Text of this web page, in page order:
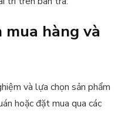
hàng và
và lựa chọn sản phẩm
hoặc đặt mua qua các